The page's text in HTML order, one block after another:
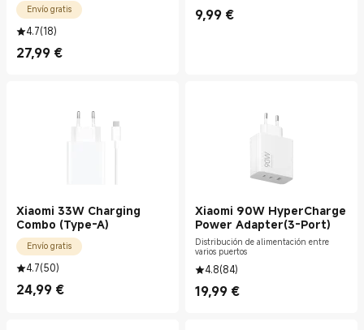
Envío gratis
4.7(18)
27,99 €
Current Price €27.99
9,99 €
Current Price €9.99
Xiaomi 33W Charging
Combo (Type-A)
Envío gratis
4.7(50)
24,99 €
Current Price €24.99
Xiaomi 90W HyperCharge
Power Adapter(3-Port)
Distribución de alimentación entre
varios puertos
4.8(84)
19,99 €
Current Price €19.99